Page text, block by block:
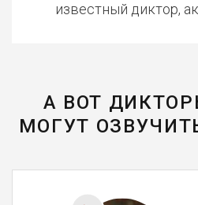
известный диктор,
А ВОТ
МОГУТ